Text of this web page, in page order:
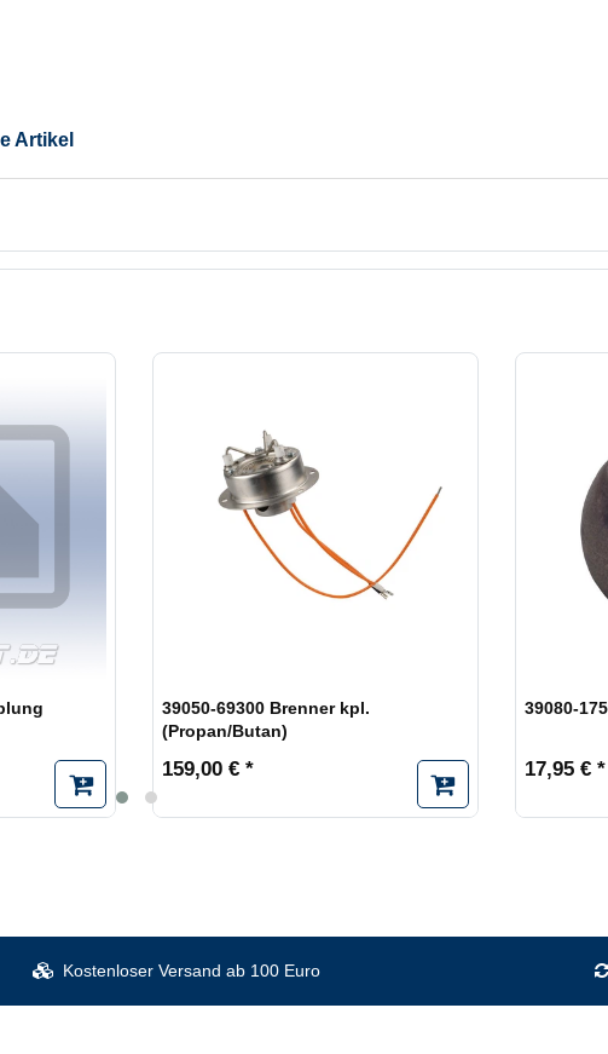
Artikel
39050-69300 Brenner kpl.
(Propan/Butan)
159,00 € *
39080-
17,95 € *
Kostenloser Versand ab 100 Euro